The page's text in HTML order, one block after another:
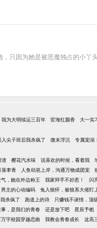
只因为她是被恶魔独占的小丫
为大明续运三百年 宦海红颜香 大一实
尖子班后我杀疯了 微末浮沉 专属宠溺
渣 樱花汽水味 说喜欢的时候，看着我
落聿青 人鱼幼崽上岸，沟通万物成团宠
，她在外边称王 我家辩手不好惹！ 闪
男主的心动编码 兔入狼怀，被狼系大佬盯
杀疯了 跑道上的诗 只赚钱不谈情，顶
，是我们的青春 还是放下吧 星辰予栀
字校园穿越恋曲 我教会青春成长
这高